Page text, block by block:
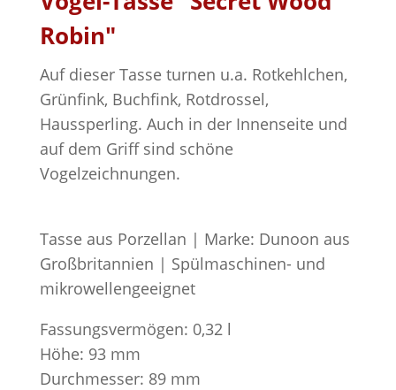
Robin"
Auf dieser Tasse turnen u.a. Rotkehlchen,
Grünfink, Buchfink, Rotdrossel,
Haussperling. Auch in der Innenseite und
auf dem Griff sind schöne
Vogelzeichnungen.
Tasse aus Porzellan | Marke: Dunoon aus
Großbritannien | Spülmaschinen- und
mikrowellengeeignet
Fassungsvermögen: 0,32 l
Höhe: 93 mm
Durchmesser: 89 mm